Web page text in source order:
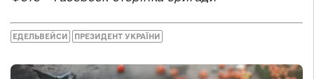
ЕДЕЛЬВЕЙСИ ПРЕЗИДЕНТ УКРАЇНИ